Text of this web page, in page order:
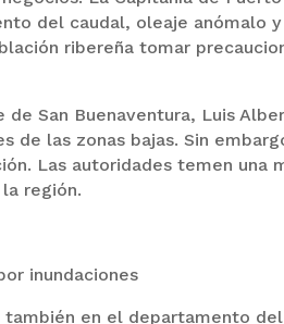
del caudal, oleaje anómalo
ribereña tomar
de San Buenaventura, Luis
de las zonas bajas. Sin
Las autoridades temen una
región.
inundaciones
también en el departamento